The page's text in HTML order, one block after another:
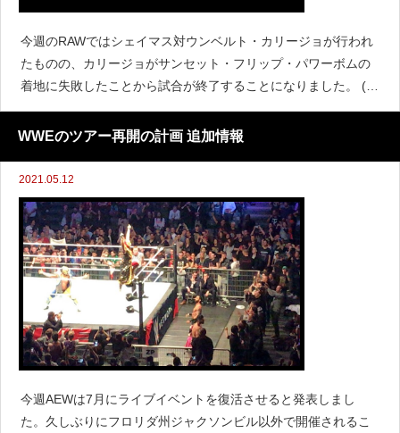
今週のRAWではシェイマス対ウンベルト・カリージョが行われ
たものの、カリージョがサンセット・フリップ・パワーボムの
着地に失敗したことから試合が終了することになりました。 (さ
らに&hellip;)
WWEのツアー再開の計画 追加情報
2021.05.12
今週AEWは7月にライブイベントを復活させると発表しまし
た。久しぶりにフロリダ州ジャクソンビル以外で開催されるこ